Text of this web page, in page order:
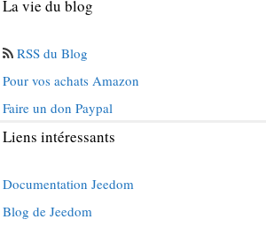
La vie du blog
RSS du Blog
Pour vos achats Amazon
Faire un don Paypal
Liens intéressants
Documentation Jeedom
Blog de Jeedom